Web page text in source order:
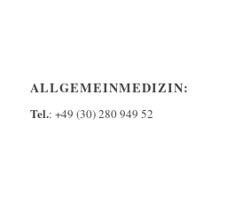
ALLGEMEINMEDIZIN:
Tel.: +49 (30) 280 949 52